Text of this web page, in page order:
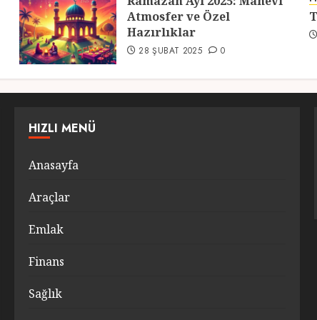
Atmosfer ve Özel
Hazırlıklar
28 ŞUBAT 2025 0
HIZLI MENÜ
Anasayfa
Araçlar
Emlak
Finans
Sağlık